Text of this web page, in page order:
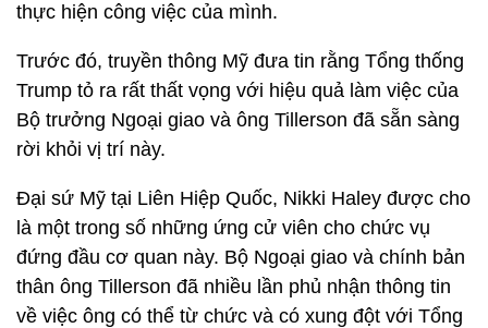
thực hiện công việc của mình.
Trước đó, truyền thông Mỹ đưa tin rằng Tổng thống
Trump tỏ ra rất thất vọng với hiệu quả làm việc của
Bộ trưởng Ngoại giao và ông Tillerson đã sẵn sàng
rời khỏi vị trí này.
Đại sứ Mỹ tại Liên Hiệp Quốc, Nikki Haley được cho
là một trong số những ứng cử viên cho chức vụ
đứng đầu cơ quan này. Bộ Ngoại giao và chính bản
thân ông Tillerson đã nhiều lần phủ nhận thông tin
về việc ông có thể từ chức và có xung đột với Tổng